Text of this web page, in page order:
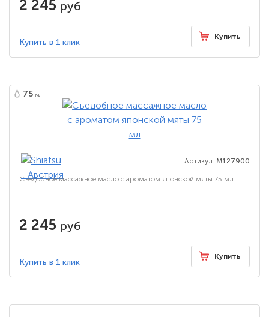
2 245 руб
Купить в 1 клик
Купить
75 мл
Артикул: M127900
Съедобное массажное масло с ароматом японской мяты 75 мл
2 245 руб
Купить в 1 клик
Купить